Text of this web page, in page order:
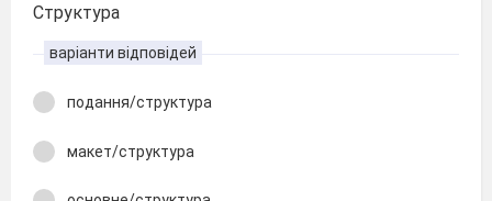
Структура
варіанти відповідей
подання/структура
макет/структура